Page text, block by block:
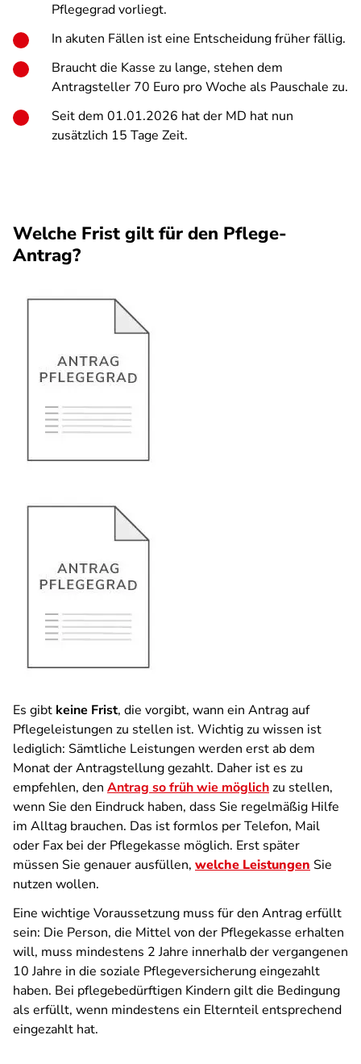
Pflegegrad vorliegt.
In akuten Fällen ist eine Entscheidung früher fällig.
Braucht die Kasse zu lange, stehen dem
Antragsteller 70 Euro pro Woche als Pauschale zu.
Seit dem 01.01.2026 hat der MD hat nun
zusätzlich 15 Tage Zeit.
Welche Frist gilt für den Pflege-
Antrag?
Es gibt keine Frist, die vorgibt, wann ein Antrag auf
Pflegeleistungen zu stellen ist. Wichtig zu wissen ist
lediglich: Sämtliche Leistungen werden erst ab dem
Monat der Antragstellung gezahlt. Daher ist es zu
empfehlen, den Antrag so früh wie möglichzu stellen,
wenn Sie den Eindruck haben, dass Sie regelmäßig Hilfe
im Alltag brauchen. Das ist formlos per Telefon, Mail
oder Fax bei der Pflegekasse möglich. Erst später
müssen Sie genauer ausfüllen, welche Leistungen Sie
nutzen wollen.
Eine wichtige Voraussetzung muss für den Antrag erfüllt
sein: Die Person, die Mittel von der Pflegekasse erhalten
will, muss mindestens 2 Jahre innerhalb der vergangenen
10 Jahre in die soziale Pflegeversicherung eingezahlt
haben. Bei pflegebedürftigen Kindern gilt die Bedingung
als erfüllt, wenn mindestens ein Elternteil entsprechend
eingezahlt hat.